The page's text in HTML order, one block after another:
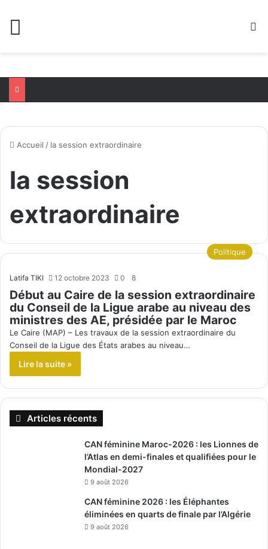
Accueil / la session extraordinaire
la session
extraordinaire
Politique
Latifa TIKI 12 octobre 2023 0 8
Début au Caire de la session extraordinaire
du Conseil de la Ligue arabe au niveau des
ministres des AE, présidée par le Maroc
Le Caire (MAP) – Les travaux de la session extraordinaire du
Conseil de la Ligue des États arabes au niveau…
Lire la suite »
Articles récents
CAN féminine Maroc-2026 : les Lionnes de
l’Atlas en demi-finales et qualifiées pour le
Mondial-2027
9 août 2026
CAN féminine 2026 : les Éléphantes
éliminées en quarts de finale par l’Algérie
9 août 2026